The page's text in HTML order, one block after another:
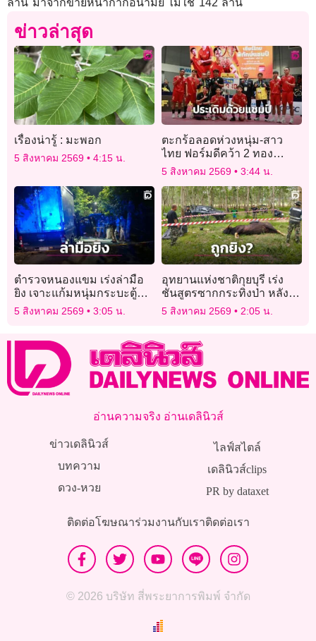
ล้าน มาจากขายหน้ากากอนามัย ไม่ใช่ 142 ล้าน
ข่าวล่าสุด
เรื่องน่ารู้ : มะพอก
5 สิงหาคม 2569 4:15 น.
ตะกร้อลอดห่วงหนุ่ม-สาว
ไทย ฟอร์มดีคว้า 2 ทอง
ประเดิมศึกชิงแชมป์โลก “คิง
5 สิงหาคม 2569 3:44 น.
ตำรวจหนองแขม เร่งล่ามือ
ยิง เจาะแก้มหนุ่มกระบะตู้ทึบ
เสียชีวิตปริศนา
5 สิงหาคม 2569 3:05 น.
อุทยานแห่งชาติกุยบุรี เร่ง
ชันสูตรซากกระทิงป่า หลัง
พบรอยคล้ายกระสุนปืน
5 สิงหาคม 2569 2:05 น.
อ่านความจริง อ่านเดลินิวส์
ข่าวเดลินิวส์
บทความ
ดวง-หวย
ไลฟ์สไตล์
เดลินิวส์clips
PR by dataxet
ติดต่อโฆษณาร่วมงานกับเราติดต่อเรา
© 2026 บริษัท สี่พระยาการพิมพ์ จำกัด